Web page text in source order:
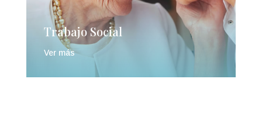
Trabajo Social
Ver más